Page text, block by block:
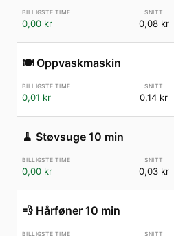
0,00 kr 0,08 kr
🍽️ Oppvaskmaskin
0,01 kr 0,14 kr
🧹 Støvsuge 10 min
0,00 kr 0,03 kr
💨 Hårføner 10 min